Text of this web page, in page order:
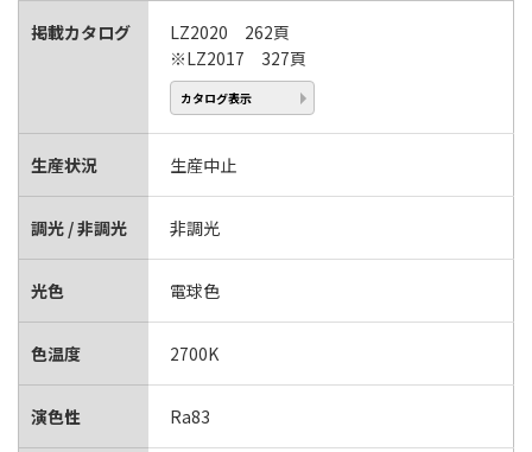
掲載カタログ
LZ2020 262頁
※LZ2017 327頁
カタログ表示
生産状況 生産中止
調光 / 非調光 非調光
光色 電球色
色温度 2700K
演色性 Ra83